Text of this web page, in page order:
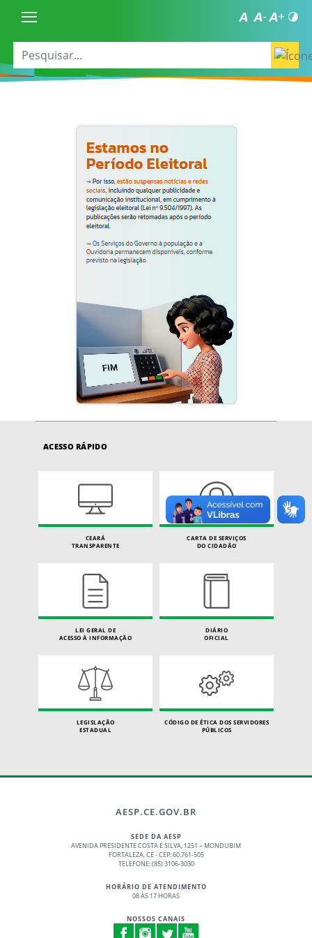
ACESSO RÁPIDO
CEARÁ
TRANSPARENTE
CARTA DE SERVIÇOS
DO CIDADÃO
LEI GERAL DE
ACESSO À INFORMAÇÃO
DIÁRIO
OFICIAL
LEGISLAÇÃO
ESTADUAL
CÓDIGO DE ÉTICA DOS SERVIDORES
PÚBLICOS
AESP.CE.GOV.BR
SEDE DA AESP
AVENIDA PRESIDENTE COSTA E SILVA, 1251 – MONDUBIM
FORTALEZA, CE - CEP: 60.761-505
TELEFONE: (85) 3106-3030
HORÁRIO DE ATENDIMENTO
08 ÀS 17 HORAS
NOSSOS CANAIS